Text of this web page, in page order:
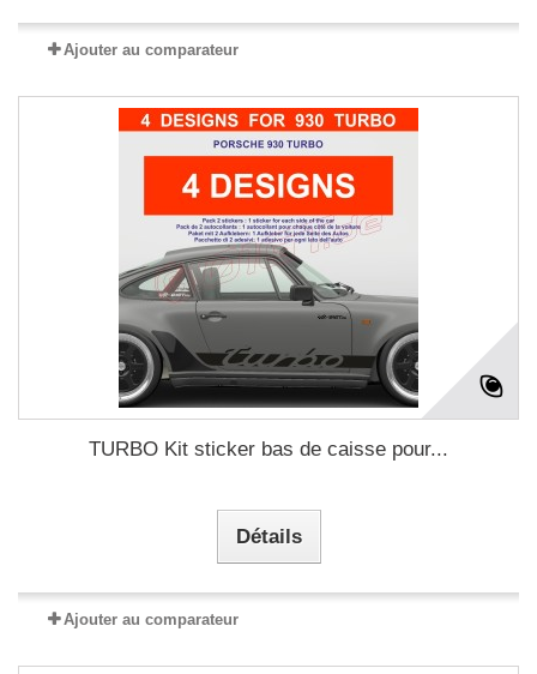
Ajouter au comparateur
TURBO Kit sticker bas de caisse pour...
Détails
Ajouter au comparateur